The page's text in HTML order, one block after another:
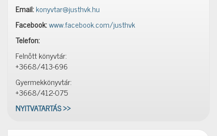
Email:konyvtar@justhvk.hu
Facebook:www.facebook.com/justhvk
Telefon:
Felnőtt könyvtár:
+3668/413-696
Gyermekkönyvtár:
+3668/412-075
NYITVATARTÁS >>